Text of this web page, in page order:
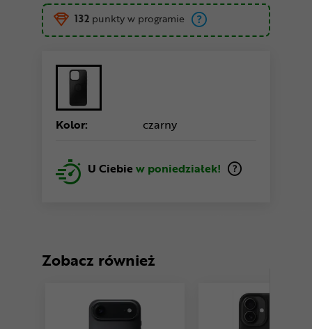
132 punkty w programie
Kolor: czarny
U Ciebiew poniedziałek!
Zobacz również